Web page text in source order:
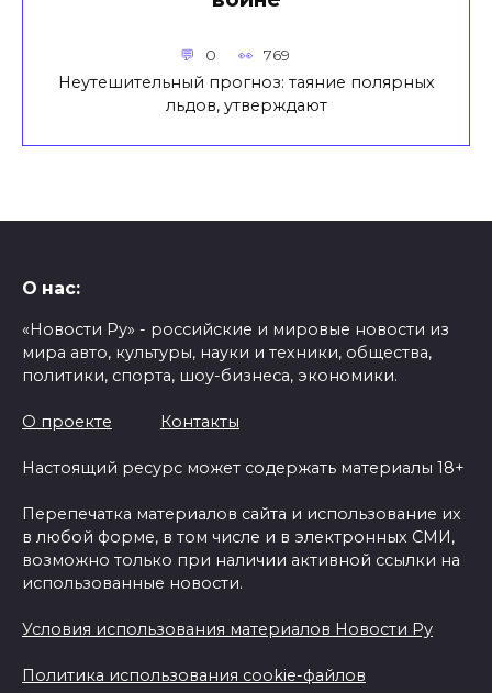
0 769
Неутешительный прогноз: таяние полярных
льдов, утверждают
О нас:
«Новости Ру» - российские и мировые новости из
мира авто, культуры, науки и техники, общества,
политики, спорта, шоу-бизнеса, экономики.
О проекте Контакты
Настоящий ресурс может содержать материалы 18+
Перепечатка материалов сайта и использование их
в любой форме, в том числе и в электронных СМИ,
возможно только при наличии активной ссылки на
использованные новости.
Условия использования материалов Новости Ру
Политика использования cookie-файлов